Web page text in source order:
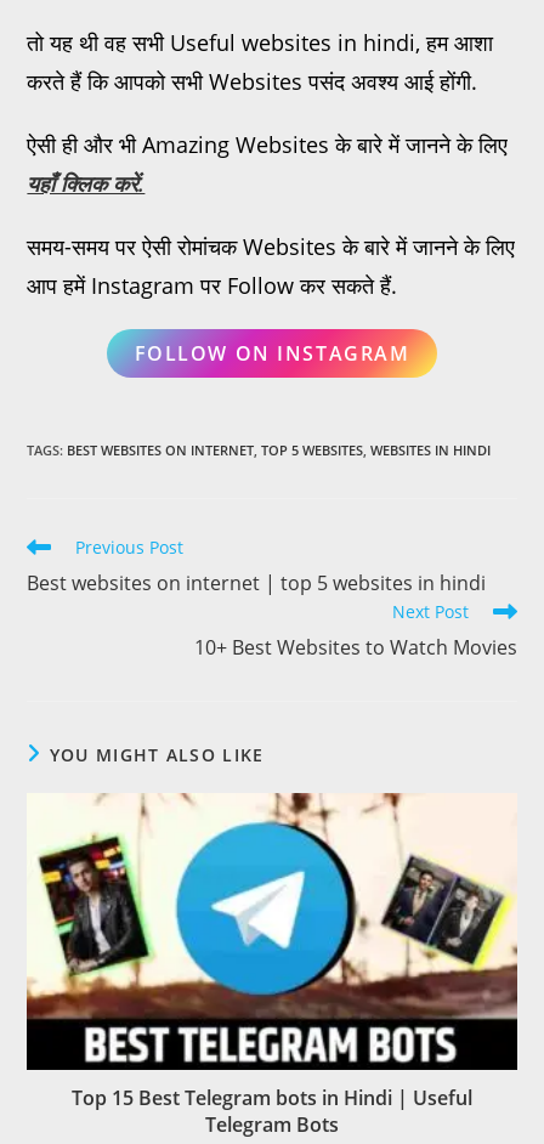
तो यह थी वह सभी Useful websites in hindi, हम आशा
करते हैं कि आपको सभी Websites पसंद अवश्य आई होंगी.
ऐसी ही और भी Amazing Websites के बारे में जानने के लिए
यहाँ क्लिक करें.
समय-समय पर ऐसी रोमांचक Websites के बारे में जानने के लिए
आप हमें Instagram पर Follow कर सकते हैं.
FOLLOW ON INSTAGRAM
TAGS: BEST WEBSITES ON INTERNET, TOP 5 WEBSITES, WEBSITES IN HINDI
Previous Post
Best websites on internet | top 5 websites in hindi
Next Post
10+ Best Websites to Watch Movies
YOU MIGHT ALSO LIKE
Top 15 Best Telegram bots in Hindi | Useful
Telegram Bots